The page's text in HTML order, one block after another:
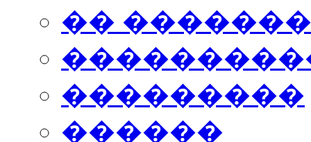
��
���������
������